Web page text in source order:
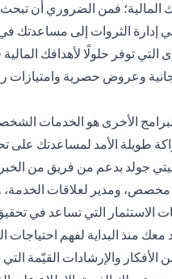
المالية؛ فمن الضروري أن
إدارة الثروات إلى مساعدتك
التي توفر حلولًا لأهدافك
وعروض حصرية وامتيازات
الأخرى هو الخدمات
طويلة الأمد لمساعدتك على
جولد بدعم من فريق من
ومدير لعلاقات
الاستثمار التي تساعد في
منذ البداية لفهم احتياجات
الأفكار والإرشادات القيّمة